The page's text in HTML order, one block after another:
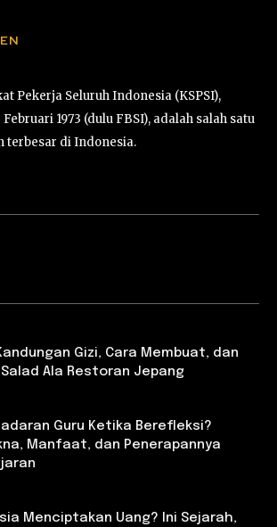
Pekerja Seluruh Indonesia (KSPSI),
1973 (dulu FBSI), adalah salah satu
terbesar di Indonesia.
Gizi, Cara Membuat, dan
Ala Restoran Jepang
Guru Ketika Berefleksi?
Manfaat, dan Penerapannya
Menciptakan Uang? Ini Sejarah,